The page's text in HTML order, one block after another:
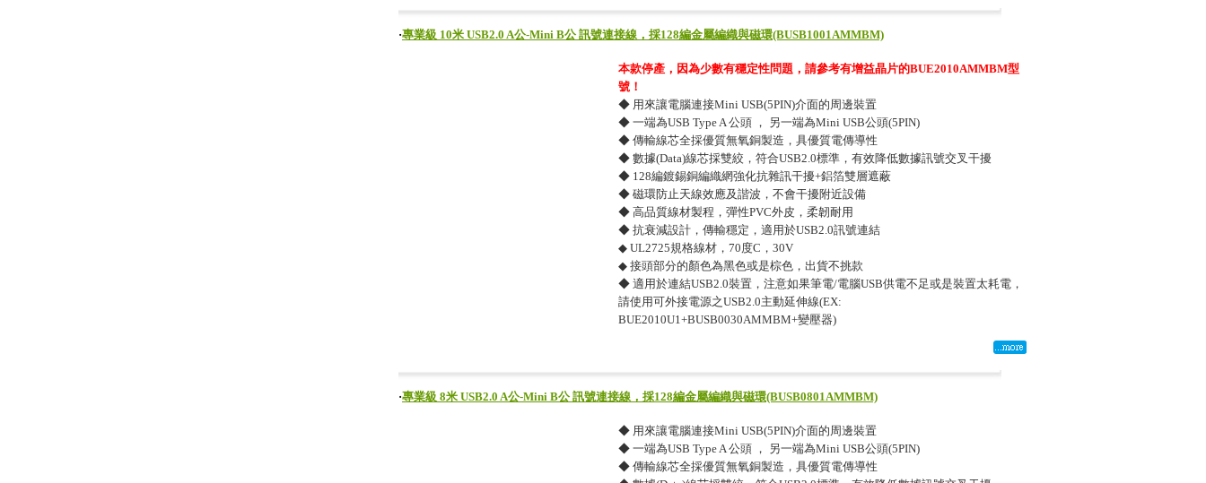
‧專業級 10米 USB2.0 A公-Mini B公 訊號連接線，採128編金屬編織與磁環(BUSB1001AMMBM)
本款停產，因為少數有穩定性問題，請參考有增益晶片的BUE2010AMMBM型
號！
◆ 用來讓電腦連接Mini USB(5PIN)介面的周邊裝置
◆ 一端為USB Type A 公頭 ， 另一端為Mini USB公頭(5PIN)
◆ 傳輸線芯全採優質無氧銅製造，具優質電傳導性
◆ 數據(Data)線芯採雙絞，符合USB2.0標準，有效降低數據訊號交叉干擾
◆ 128編鍍錫銅編織網強化抗雜訊干擾+鋁箔雙層遮蔽
◆ 磁環防止天線效應及諧波，不會干擾附近設備
◆ 高品質線材製程，彈性PVC外皮，柔韌耐用
◆ 抗衰減設計，傳輸穩定，適用於USB2.0訊號連結
◆ UL2725規格線材，70度C，30V
◆ 接頭部分的顏色為黑色或是棕色，出貨不挑款
◆ 適用於連結USB2.0裝置，注意如果筆電/電腦USB供電不足或是裝置太耗電，
請使用可外接電源之USB2.0主動延伸線(EX:
BUE2010U1+BUSB0030AMMBM+變壓器)
‧專業級 8米 USB2.0 A公-Mini B公 訊號連接線，採128編金屬編織與磁環(BUSB0801AMMBM)
◆ 用來讓電腦連接Mini USB(5PIN)介面的周邊裝置
◆ 一端為USB Type A 公頭 ， 另一端為Mini USB公頭(5PIN)
◆ 傳輸線芯全採優質無氧銅製造，具優質電傳導性